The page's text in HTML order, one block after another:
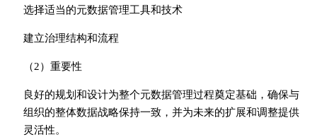
选择适当的元数据管理工具和技术
建立治理结构和流程
（2）重要性
良好的规划和设计为整个元数据管理过程奠定基础，确保与
组织的整体数据战略保持一致，并为未来的扩展和调整提供
灵活性。